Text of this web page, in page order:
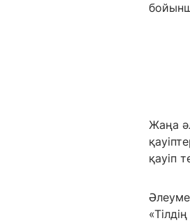
Жаңа
қауіп